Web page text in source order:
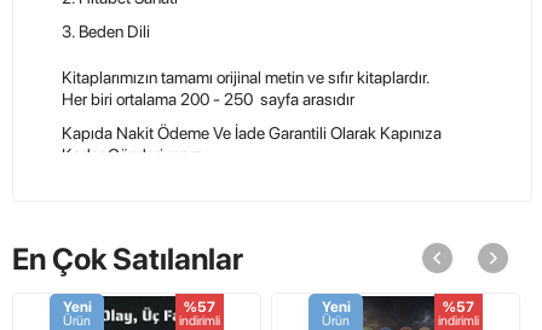
3. Beden Dili
Kitaplarımızın tamamı orijinal metin ve sıfır kitaplardır.
Her biri ortalama 200 - 250 sayfa arasıdır
Kapıda Nakit Ödeme Ve İade Garantili Olarak Kapınıza
Kadar Gönderiyoruz.
İletişim Ve Sipariş :
Whatsapp : 0553 684 76 12
Online Sipariş :www.profkitap.com
En Çok Satılanlar
%57
indirimli
Yeni
Ürün
%57
indirimli
Yeni
Ürün